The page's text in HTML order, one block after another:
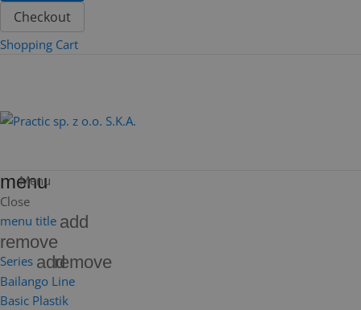
Checkout
Shopping Cart
menu
Menu
Close
menu title add
remove
Series addremove
Bailango Line
Basic Plastik